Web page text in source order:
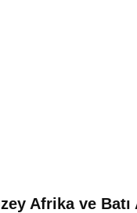
Afrika ve Batı